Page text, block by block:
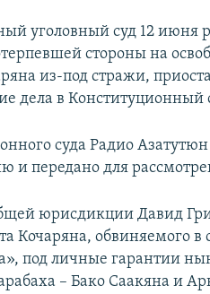
уголовный суд 12 июня
стороны на
из-под стражи,
дела в Конституционный
суда Радио
и передано для
юрисдикции Давид
Кочаряна, обвиняемого
под личные гарантии
– Бако Саакяна и